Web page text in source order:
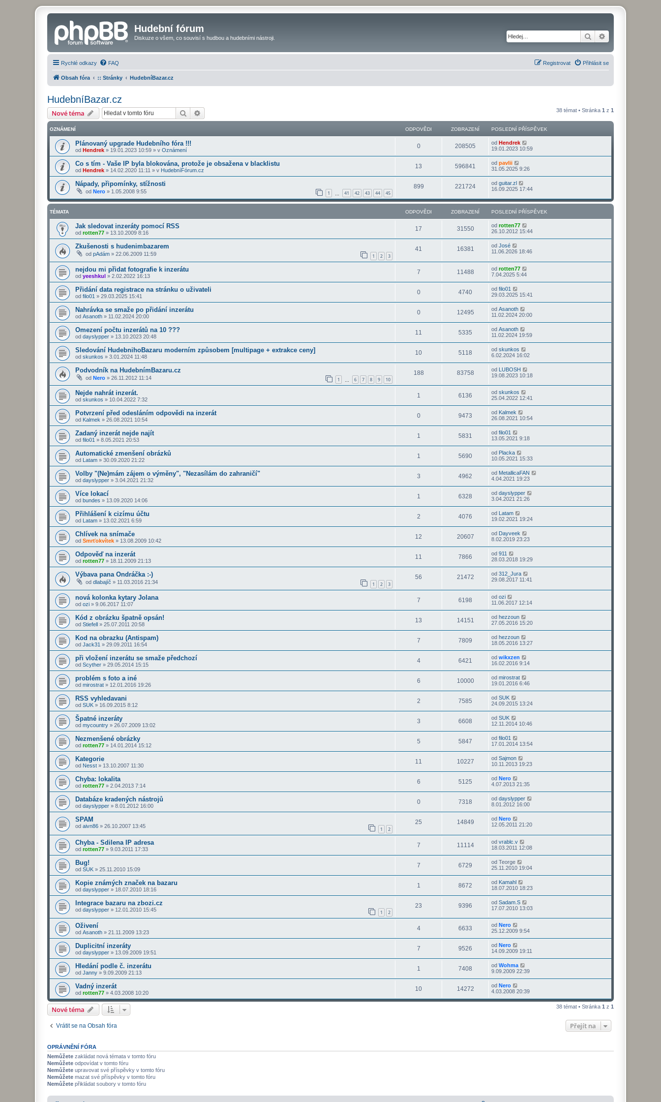
Hudební fórum
Diskuze o všem, co souvisí s hudbou a hudebními nástroji. Hledat
Rychlé odkazy FAQ Přihlásit se
Registrovat
Obsah fóra :: Stránky HudebníBazar.cz
HudebníBazar.cz
Nové téma Hledat 38 témat • Stránka 1 z 1
OZNÁMENÍ ODPOVĚDI ZOBRAZENÍ POSLEDNÍ PŘÍSPĚVEK
Plánovaný upgrade Hudebního fóra !!!
od Hendrek » 19.01.2023 10:59 » v Oznámení
0 208505 od Hendrek
19.01.2023 10:59
Co s tím - Vaše IP byla blokována, protože je obsažena v blacklistu
od Hendrek » 14.02.2020 11:11 » v HudebníFórum.cz
13 596841 od pavlii
31.05.2025 9:26
Nápady, připomínky, stížnosti
od Nero » 1.05.2008 9:55 1 41 42 43 44 45
899 221724 od guitar.zl
16.09.2025 17:44
TÉMATA ODPOVĚDI ZOBRAZENÍ POSLEDNÍ PŘÍSPĚVEK
Jak sledovat inzeráty pomocí RSS
od rotten77 » 13.10.2009 8:16
17 31550 od rotten77
26.10.2012 15:44
Zkušenosti s hudenimbazarem
od pAdám » 22.06.2009 11:59 1 2 3
41 16381 od José
11.06.2026 18:46
nejdou mi přidat fotografie k inzerátu
od yeeshkul » 2.02.2022 16:13
7 11488 od rotten77
7.04.2025 5:44
Přidání data registrace na stránku o uživateli
od filo01 » 29.03.2025 15:41
0 4740 od filo01
29.03.2025 15:41
Nahrávka se smaže po přidání inzerátu
od Asanoth » 11.02.2024 20:00
0 12495 od Asanoth
11.02.2024 20:00
Omezení počtu inzerátů na 10 ???
od dayslypper » 13.10.2023 20:48
11 5335 od Asanoth
11.02.2024 19:59
Sledování HudebnihoBazaru moderním způsobem [multipage + extrakce ceny]
od skunkos » 3.01.2024 11:48
10 5118 od skunkos
6.02.2024 16:02
Podvodník na HudebnímBazaru.cz
od Nero » 26.11.2012 11:14 1 6 7 8 9 10
188 83758 od LUBOSH
19.08.2023 10:18
Nejde nahrát inzerát.
od skunkos » 10.04.2022 7:32
1 6136 od skunkos
25.04.2022 12:41
Potvrzení před odesláním odpovědi na inzerát
od Kalmek » 26.08.2021 10:54
0 9473 od Kalmek
26.08.2021 10:54
Zadaný inzerát nejde najít
od filo01 » 8.05.2021 20:53
1 5831 od filo01
13.05.2021 9:18
Automatické zmenšení obrázků
od Latam » 30.09.2020 21:22
1 5690 od Placka
10.05.2021 15:33
Volby "(Ne)mám zájem o výměny", "Nezasílám do zahraničí"
od dayslypper » 3.04.2021 21:32
3 4962 od MetallicaFAN
4.04.2021 19:23
Více lokací
od bundes » 13.09.2020 14:06
1 6328 od dayslypper
3.04.2021 21:26
Přihlášení k cizímu účtu
od Latam » 13.02.2021 6:59
2 4076 od Latam
19.02.2021 19:24
Chlívek na snímače
od Smrťokvítek » 13.08.2009 10:42
12 20607 od Dayveek
8.02.2019 23:23
Odpověď na inzerát
od rotten77 » 18.11.2009 21:13
11 7866 od 911
28.03.2018 19:29
Výbava pana Ondráčka :-)
od dlabajíč » 11.03.2016 21:34 1 2 3
56 21472 od 312_Jura
29.08.2017 11:41
nová kolonka kytary Jolana
od ozi » 9.06.2017 11:07
7 6198 od ozi
11.06.2017 12:14
Kód z obrázku špatně opsán!
od Stiefell » 25.07.2011 20:58
13 14151 od hezzoun
27.05.2016 15:20
Kod na obrazku (Antispam)
od Jack31 » 29.09.2011 16:54
7 7809 od hezzoun
18.05.2016 13:27
při vložení inzerátu se smaže předchozí
od Scyther » 29.05.2014 15:15
4 6421 od wikxzen
16.02.2016 9:14
problém s foto a iné
od mirostrat » 12.01.2016 19:26
6 10000 od mirostrat
19.01.2016 6:46
RSS vyhledavani
od SUK » 16.09.2015 8:12
2 7585 od SUK
24.09.2015 13:24
Špatné inzeráty
od mycountry » 26.07.2009 13:02
3 6608 od SUK
12.11.2014 10:46
Nezmenšené obrázky
od rotten77 » 14.01.2014 15:12
5 5847 od filo01
17.01.2014 13:54
Kategorie
od Nesst » 13.10.2007 11:30
11 10227 od Sajmon
10.11.2013 19:23
Chyba: lokalita
od rotten77 » 2.04.2013 7:14
6 5125 od Nero
4.07.2013 21:35
Databáze kradených nástrojů
od dayslypper » 8.01.2012 16:00
0 7318 od dayslypper
8.01.2012 16:00
SPAM
od aivn86 » 26.10.2007 13:45 1 2
25 14849 od Nero
12.05.2011 21:20
Chyba - Sdilena IP adresa
od rotten77 » 9.03.2011 17:33
7 11114 od vrablc.v
18.03.2011 12:08
Bug!
od SUK » 25.11.2010 15:09
7 6729 od Teorge
25.11.2010 19:04
Kopie známých značek na bazaru
od dayslypper » 18.07.2010 18:16
1 8672 od Kamahl
18.07.2010 18:23
Integrace bazaru na zbozi.cz
od dayslypper » 12.01.2010 15:45 1 2
23 9396 od Sadam.S
17.07.2010 13:03
Oživení
od Asanoth » 21.11.2009 13:23
4 6633 od Nero
25.12.2009 9:54
Duplicitní inzeráty
od dayslypper » 13.09.2009 19:51
7 9526 od Nero
14.09.2009 19:11
Hledání podle č. inzerátu
od Janny » 9.09.2009 21:13
1 7408 od Wohma
9.09.2009 22:39
Vadný inzerát
od rotten77 » 4.03.2008 10:20
10 14272 od Nero
4.03.2008 20:39
Nové téma 38 témat • Stránka 1 z 1
Vrátit se na Obsah fóra Přejít na
OPRÁVNĚNÍ FÓRA
Nemůžete zakládat nová témata v tomto fóru
Nemůžete odpovídat v tomto fóru
Nemůžete upravovat své příspěvky v tomto fóru
Nemůžete mazat své příspěvky v tomto fóru
Nemůžete přikládat soubory v tomto fóru